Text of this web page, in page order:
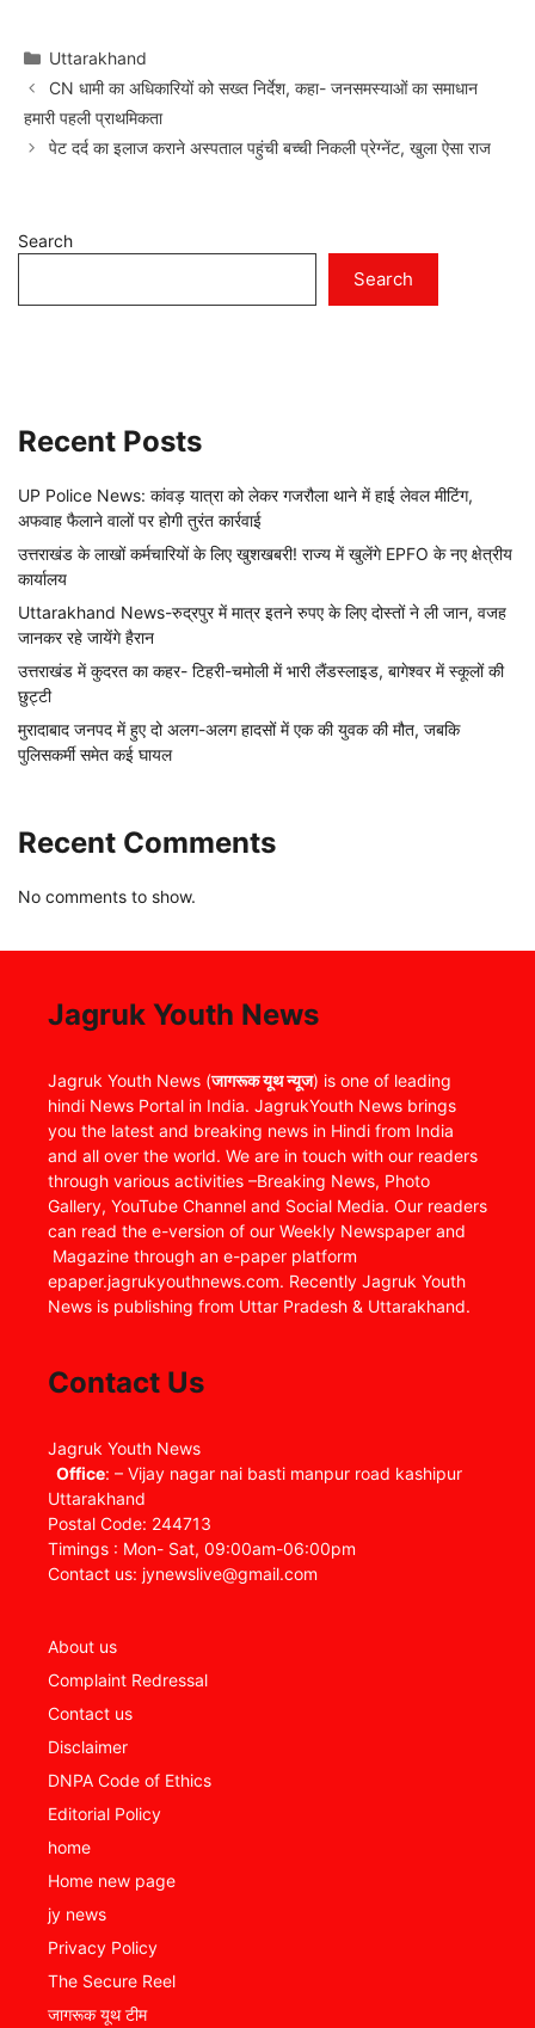
Categories
Uttarakhand
CN धामी का अधिकारियों को सख्त निर्देश, कहा- जनसमस्याओं का समाधान
हमारी पहली प्राथमिकता
पेट दर्द का इलाज कराने अस्पताल पहुंची बच्ची निकली प्रेग्नेंट, खुला ऐसा राज
Search
Search
Recent Posts
UP Police News: कांवड़ यात्रा को लेकर गजरौला थाने में हाई लेवल मीटिंग,
अफवाह फैलाने वालों पर होगी तुरंत कार्रवाई
उत्तराखंड के लाखों कर्मचारियों के लिए खुशखबरी! राज्य में खुलेंगे EPFO के नए क्षेत्रीय
कार्यालय
Uttarakhand News-रुद्रपुर में मात्र इतने रुपए के लिए दोस्तों ने ली जान, वजह
जानकर रहे जायेंगे हैरान
उत्तराखंड में कुदरत का कहर- टिहरी-चमोली में भारी लैंडस्लाइड, बागेश्वर में स्कूलों की
छुट्टी
मुरादाबाद जनपद में हुए दो अलग-अलग हादसों में एक की युवक की मौत, जबकि
पुलिसकर्मी समेत कई घायल
Recent Comments
No comments to show.
Jagruk Youth News
Jagruk Youth News (जागरूक यूथ न्यूज) is one of leading
hindi News Portal in India. JagrukYouth News brings
you the latest and breaking news in Hindi from India
and all over the world. We are in touch with our readers
through various activities –Breaking News, Photo
Gallery, YouTube Channel and Social Media. Our readers
can read the e-version of our Weekly Newspaper and
Magazine through an e-paper platform
epaper.jagrukyouthnews.com. Recently Jagruk Youth
News is publishing from Uttar Pradesh & Uttarakhand.
Contact Us
Jagruk Youth News
Office: – Vijay nagar nai basti manpur road kashipur
Uttarakhand
Postal Code: 244713
Timings : Mon- Sat, 09:00am-06:00pm
Contact us: jynewslive@gmail.com
About us
Complaint Redressal
Contact us
Disclaimer
DNPA Code of Ethics
Editorial Policy
home
Home new page
jy news
Privacy Policy
The Secure Reel
जागरूक यूथ टीम